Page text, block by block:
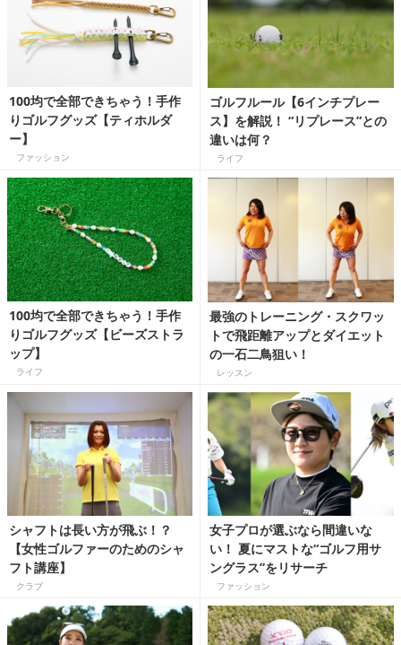
100均で全部できちゃう！手作
りゴルフグッズ【ティホルダ
ー】
ファッション
ゴルフルール【6インチプレー
ス】を解説！ “リプレース”との
違いは何？
ライフ
100均で全部できちゃう！手作
りゴルフグッズ【ビーズストラ
ップ】
ライフ
最強のトレーニング・スクワッ
トで飛距離アップとダイエット
の一石二鳥狙い！
レッスン
シャフトは長い方が飛ぶ！？
【女性ゴルファーのためのシャ
フト講座】
クラブ
女子プロが選ぶなら間違いな
い！ 夏にマストな“ゴルフ用サ
ングラス”をリサーチ
ファッション